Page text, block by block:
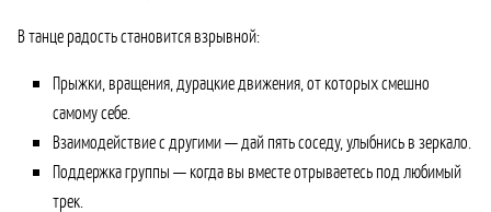
В танце радость становится взрывной:
Прыжки, вращения, дурацкие движения, от которых смешно
самому себе.
Взаимодействие с другими — дай пять соседу, улыбнись в зеркало.
Поддержка группы — когда вы вместе отрываетесь под любимый
трек.